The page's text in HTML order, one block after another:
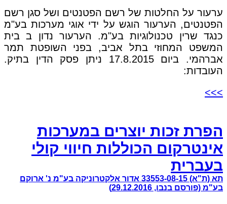
ערעור על החלטות של רשם הפטנטים ושל סגן רשם
הפטנטים, הערעור הוגש על ידי אוגי מערכות בע"מ
כנגד שרין טכנולוגיות בע"מ. הערעור נדון ב בית
המשפט המחוזי בתל אביב, בפני השופטת תמר
אברהמי. ביום 17.8.2015 ניתן פסק הדין בתיק.
העובדות:
>>>
הפרת זכות יוצרים במערכות
אינטרקום הכוללות חיווי קולי
בעברית
תא (ת"א) 33553-08-15 אדור אלקטרוניקה בע"מ נ' ארוקם
בע"מ (פורסם בנבו, 29.12.2016)